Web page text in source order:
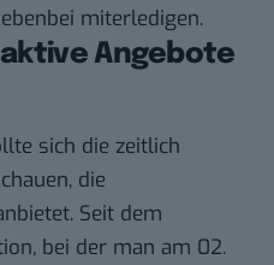
miterledigen.
Angebote
sich die zeitlich
die
Seit dem
bei der man am 02.